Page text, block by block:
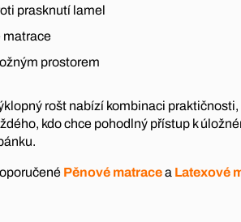
prasknutí lamel
matrace
prostorem
rošt nabízí kombinaci
kdo chce pohodlný přístup k
Pěnové matracea Latexové